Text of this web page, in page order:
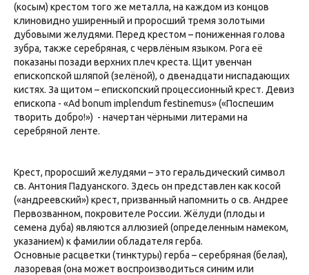
(косым) крестом того же металла, на каждом из концов
клиновидно уширенный и проросший тремя золотыми
дубовыми желудями. Перед крестом – пониженная голова
зубра, также серебряная, с червлёным языком. Рога её
показаны позади верхних плеч креста. Щит увенчан
епископской шляпой (зелёной), о двенадцати ниспадающих
кистях. За щитом – епископский процессионный крест. Девиз
епископа - «Ad bonum implendum festinemus» («Поспешим
творить добро!») - начертан чёрными литерами на
серебряной ленте.
Крест, проросший желудями – это геральдический символ
св. Антония Падуанского. Здесь он представлен как косой
(«андреевский») крест, призванный напомнить о св. Андрее
Первозванном, покровителе России. Жёлуди (плоды и
семена дуба) являются аллюзией (определенным намеком,
указанием) к фамилии обладателя герба.
Основные расцветки (тинктуры) герба – серебряная (белая),
лазоревая (она может воспроизводиться синим или